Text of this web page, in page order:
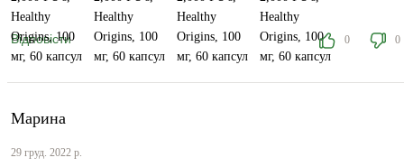
Відповісти 0 0
Марина
29 груд. 2022 р.